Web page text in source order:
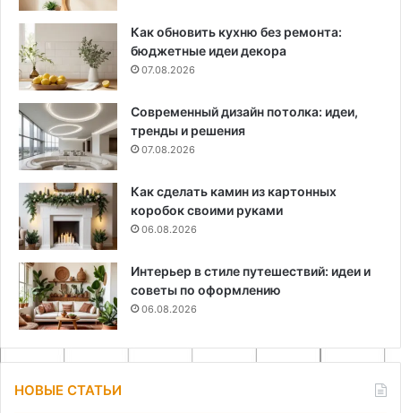
Как обновить кухню без ремонта:
бюджетные идеи декора
07.08.2026
Современный дизайн потолка: идеи,
тренды и решения
07.08.2026
Как сделать камин из картонных
коробок своими руками
06.08.2026
Интерьер в стиле путешествий: идеи и
советы по оформлению
06.08.2026
НОВЫЕ СТАТЬИ